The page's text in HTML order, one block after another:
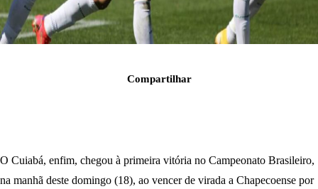
Compartilhar
O Cuiabá, enfim, chegou à primeira vitória no Campeonato Brasileiro,
na manhã deste domingo (18), ao vencer de virada a Chapecoense por